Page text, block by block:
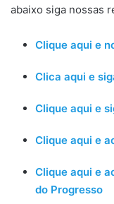
abaixo siga nossas
Clique aqui e
Clica aqui e
Clique aqui e
Clique aqui e
Clique aqui e
do Progresso